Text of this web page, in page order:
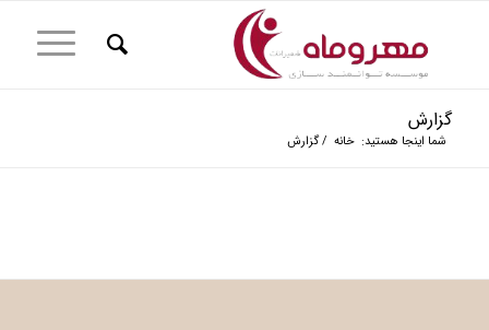
گزارش
شما اینجا هستید: خانه /گزارش